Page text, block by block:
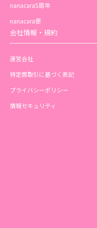
nanacara5周年
nanacara便
会社情報・規約
運営会社
特定商取引に基づく表記
プライバシーポリシー
情報セキュリティ